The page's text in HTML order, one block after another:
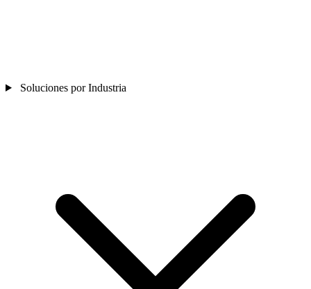
Soluciones por Industria